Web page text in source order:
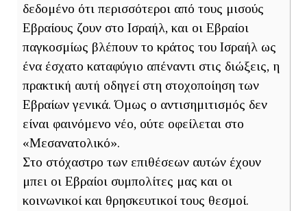
δεδομένο ότι περισσότεροι από τους μισούς
Εβραίους ζουν στο Ισραήλ, και οι Εβραίοι
παγκοσμίως βλέπουν το κράτος του Ισραήλ ως
ένα έσχατο καταφύγιο απέναντι στις διώξεις, η
πρακτική αυτή οδηγεί στη στοχοποίηση των
Εβραίων γενικά. Όμως ο αντισημιτισμός δεν
είναι φαινόμενο νέο, ούτε οφείλεται στο
«Μεσανατολικό».
Στο στόχαστρο των επιθέσεων αυτών έχουν
μπει οι Εβραίοι συμπολίτες μας και οι
κοινωνικοί και θρησκευτικοί τους θεσμοί.